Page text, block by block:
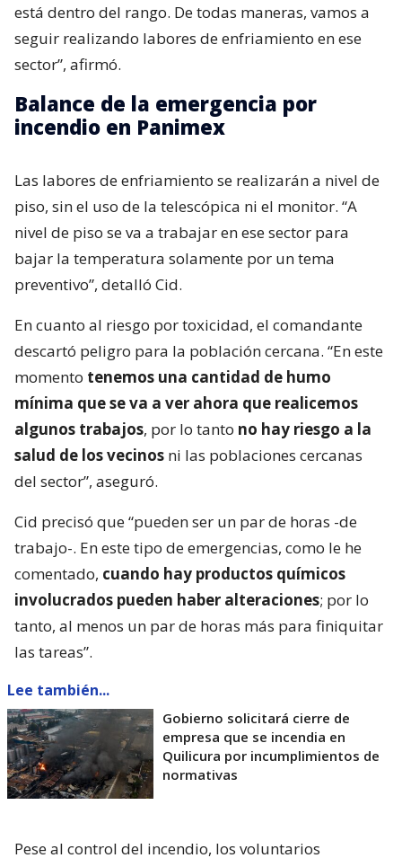
está dentro del rango. De todas maneras, vamos a
seguir realizando labores de enfriamiento en ese
sector”, afirmó.
Balance de la emergencia por
incendio en Panimex
Las labores de enfriamiento se realizarán a nivel de
piso, sin el uso de la telescópica ni el monitor. “A
nivel de piso se va a trabajar en ese sector para
bajar la temperatura solamente por un tema
preventivo”, detalló Cid.
En cuanto al riesgo por toxicidad, el comandante
descartó peligro para la población cercana. “En este
momento tenemos una cantidad de humo
mínima que se va a ver ahora que realicemos
algunos trabajos, por lo tanto no hay riesgo a la
salud de los vecinos ni las poblaciones cercanas
del sector”, aseguró.
Cid precisó que “pueden ser un par de horas -de
trabajo-. En este tipo de emergencias, como le he
comentado, cuando hay productos químicos
involucrados pueden haber alteraciones; por lo
tanto, al menos un par de horas más para finiquitar
las tareas”.
Lee también...
Gobierno solicitará cierre de
empresa que se incendia en
Quilicura por incumplimientos de
normativas
Pese al control del incendio, los voluntarios